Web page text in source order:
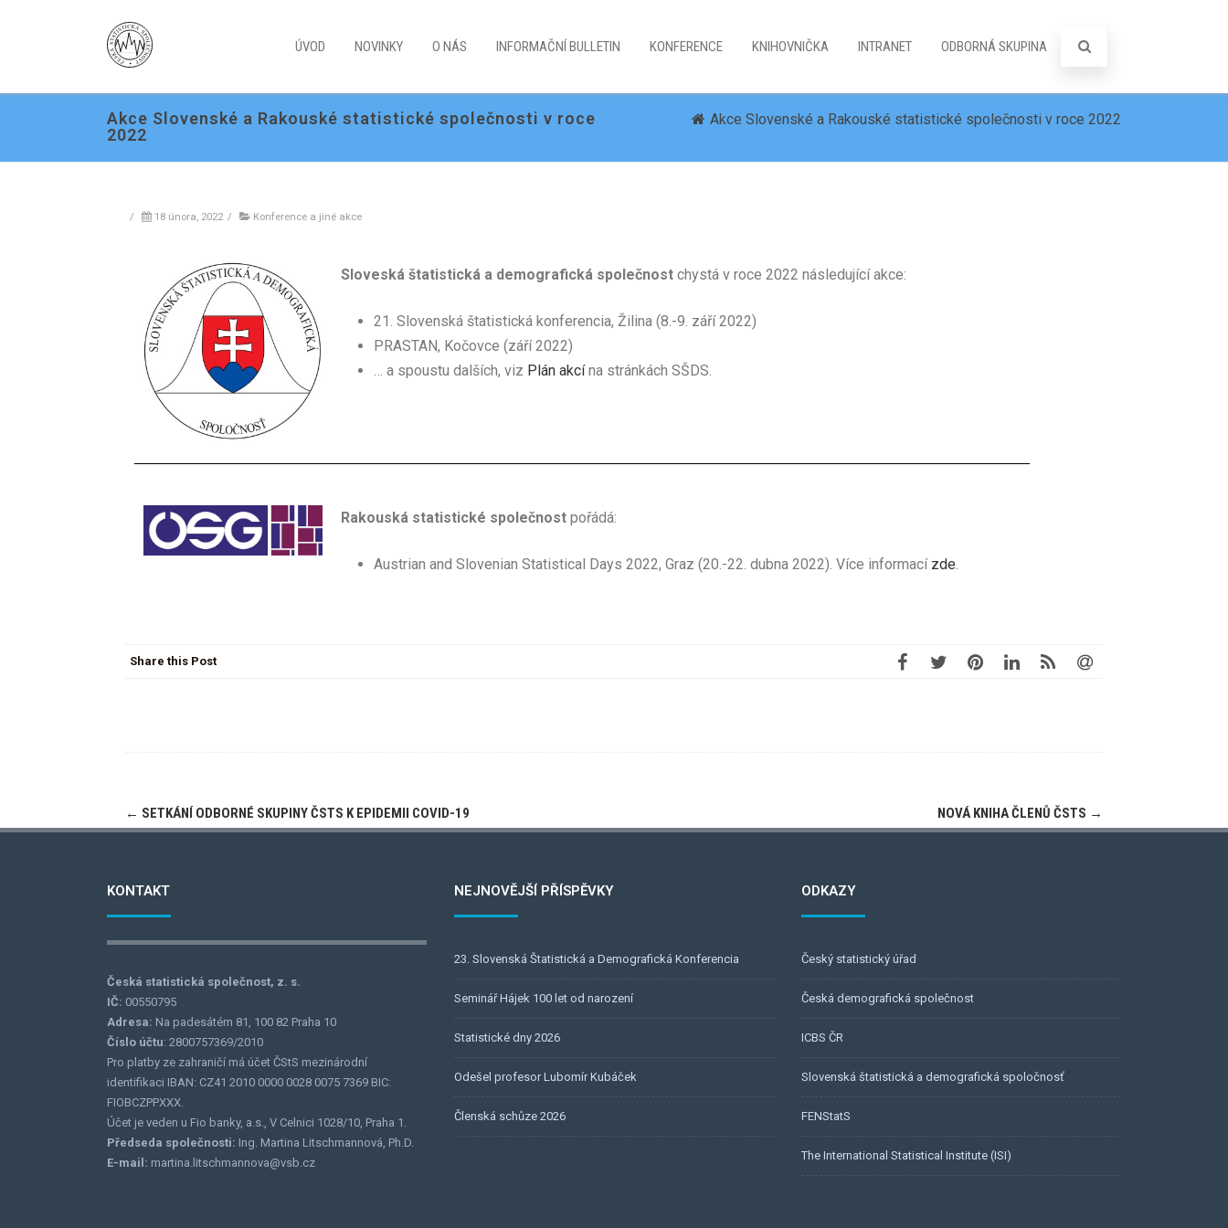
ÚVOD NOVINKY O NÁS INFORMAČNÍ BULLETIN KONFERENCE KNIHOVNIČKA INTRANET ODBORNÁ SKUPINA
Akce Slovenské a Rakouské statistické společnosti v roce
2022
Akce Slovenské a Rakouské statistické společnosti v roce 2022
/ 18 února, 2022 / Konference a jiné akce
Sloveská štatistická a demografická společnostchystá v roce 2022 následující akce:
21. Slovenská štatistická konferencia, Žilina (8.-9. září 2022)
PRASTAN, Kočovce (září 2022)
… a spoustu dalších, viz Plán akcína stránkách SŠDS.
Rakouská statistické společnostpořádá:
Austrian and Slovenian Statistical Days 2022, Graz (20.-22. dubna 2022). Více informací zde.
Share this Post
← SETKÁNÍ ODBORNÉ SKUPINY ČSTS K EPIDEMII COVID-19 NOVÁ KNIHA ČLENŮ ČSTS →
KONTAKT
Česká statistická společnost, z. s.
IČ: 00550795
Adresa: Na padesátém 81, 100 82 Praha 10
Číslo účtu: 2800757369/2010
Pro platby ze zahraničí má účet ČStS mezinárodní
identifikaci IBAN: CZ41 2010 0000 0028 0075 7369 BIC:
FIOBCZPPXXX.
Účet je veden u Fio banky, a.s., V Celnici 1028/10, Praha 1.
Předseda společnosti: Ing. Martina Litschmannová, Ph.D.
E-mail: martina.litschmannova@vsb.cz
NEJNOVĚJŠÍ PŘÍSPĚVKY
23. Slovenská Štatistická a Demografická Konferencia
Seminář Hájek 100 let od narození
Statistické dny 2026
Odešel profesor Lubomír Kubáček
Členská schůze 2026
ODKAZY
Český statistický úřad
Česká demografická společnost
ICBS ČR
Slovenská štatistická a demografická spoločnosť
FENStatS
The International Statistical Institute (ISI)